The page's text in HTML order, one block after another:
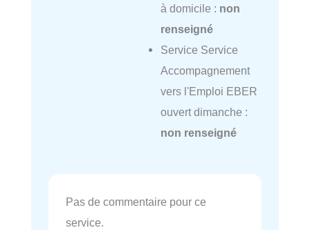
à domicile : non
renseigné
Service Service
Accompagnement
vers l'Emploi EBER
ouvert dimanche :
non renseigné
Pas de commentaire pour ce
service.